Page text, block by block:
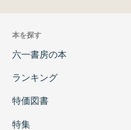
本を探す
六一書房の本
ランキング
特価図書
特集